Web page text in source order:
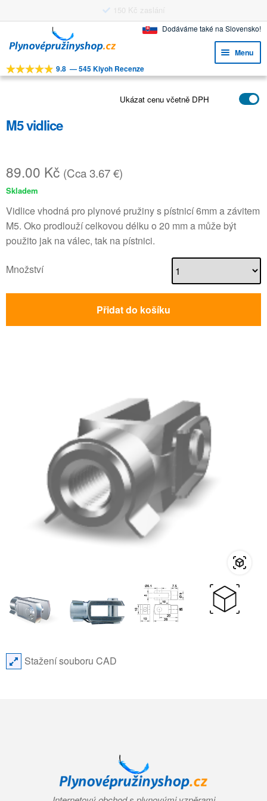
150 Kč zaslání
na
k
webu
Dodáváme také na Slovensko!
Menu
NÁSTROJE
menu
APLIKACE
FAQ
9.8 —545 Kiyoh Recenze
Ukázat cenu včetně DPH
M5 vidlice
89.00 Kč (Cca 3.67 €)
Skladem
Vidlice vhodná pro plynové pružiny s pístnicí 6mm a závitem
M5. Oko prodlouží celkovou délku o 20 mm a může být
použito jak na válec, tak na pístnici.
Množství
Přidat do košíku
Stažení souboru CAD